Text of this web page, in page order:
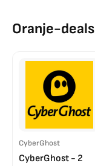
Oranje-deals
CyberGhost
CyberGhost - 2